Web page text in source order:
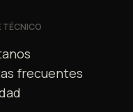
TÉCNICO
frecuentes